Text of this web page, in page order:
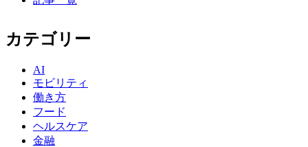
カテゴリー
AI
モビリティ
働き方
フード
ヘルスケア
金融